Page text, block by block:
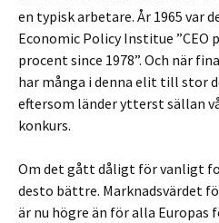
en typisk arbetare. År 1965 var
Economic Policy Institue ”CEO
procent since 1978”. Och när
har många i denna elit till stor
eftersom länder ytterst sällan
konkurs.
Om det gått dåligt för vanligt
desto bättre. Marknadsvärdet
är nu högre än för alla